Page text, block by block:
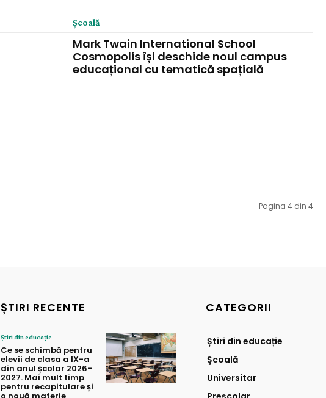
Şcoală
Mark Twain International School
Cosmopolis își deschide noul campus
educațional cu tematică spațială
Pagina 4 din 4
ȘTIRI RECENTE
Știri din educație
Ce se schimbă pentru
elevii de clasa a IX-a
din anul școlar 2026–
2027. Mai mult timp
pentru recapitulare și
CATEGORII
Știri din educație
Şcoală
Universitar